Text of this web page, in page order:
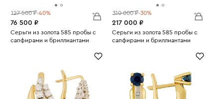
127 500 ₽-40%
76 500 ₽
Серьги из золота 585 пробы с
сапфирами и бриллиантами
310 000 ₽-30%
217 000 ₽
Серьги из золота 585 пробы с
сапфирами и бриллиантами